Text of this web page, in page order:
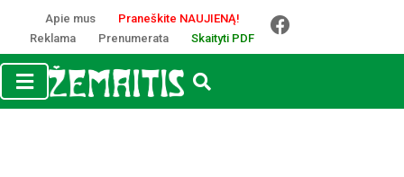
Apie mus
Praneškite NAUJIENĄ!
Reklama
Prenumerata Skaityti PDF